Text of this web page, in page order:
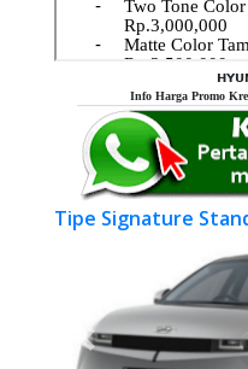
Info Harga Promo
Tipe Signature
Previous